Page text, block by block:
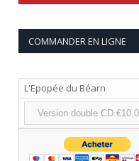
COMMANDER EN LIGNE
L'Epopée du Béarn